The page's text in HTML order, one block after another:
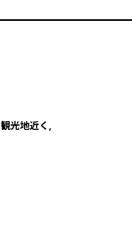
観光地近く,